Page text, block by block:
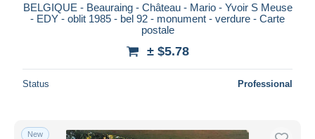
BELGIQUE - Beauraing - Château - Mario - Yvoir S Meuse
- EDY - oblit 1985 - bel 92 - monument - verdure - Carte
postale
± $5.78
Status Professional
New